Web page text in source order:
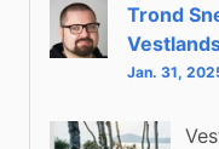
Trond
Jan. 31,